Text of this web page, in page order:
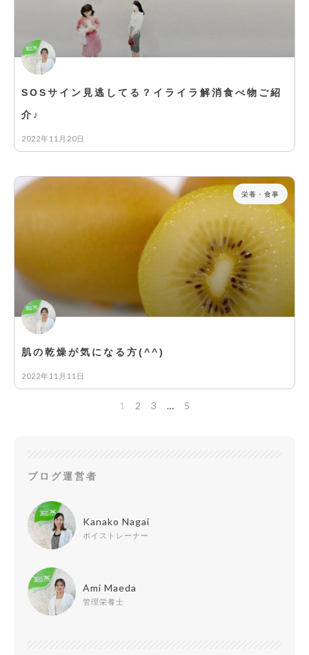
SOSサイン見逃してる？イライラ解消食べ物ご紹
介♪
2022年11月20日
栄養・食事
肌の乾燥が気になる方(^^)
2022年11月11日
1 2 3 … 5
ブログ運営者
Kanako Nagai
ボイストレーナー
Ami Maeda
管理栄養士